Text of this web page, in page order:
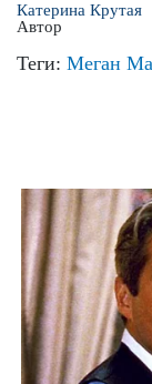
Катерина Крутая
Автор
Теги: Меган